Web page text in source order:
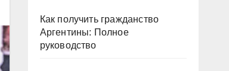
Как получить гражданство
Аргентины: Полное
руководство